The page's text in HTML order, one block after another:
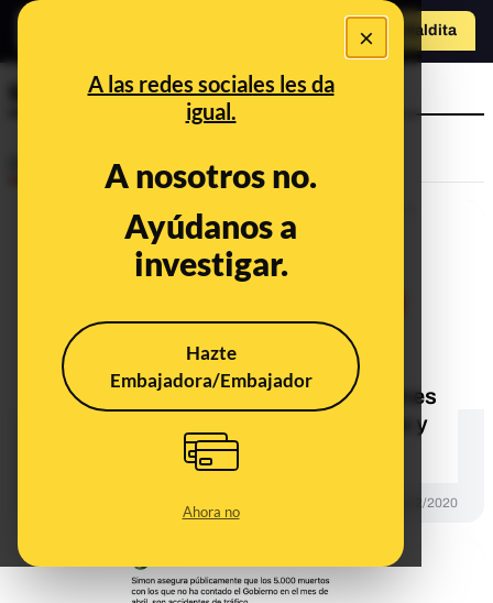
×
A las redes sociales les da
igual.
A nosotros no.
Ayúdanos a
investigar.
Hazte
Embajadora/Embajador
Ahora no
Hazte Maldito
a
No, el Índice Nacional de Defunciones
no ha contabilizado menos muertos y
muertes que en años anteriores
01/12/2020